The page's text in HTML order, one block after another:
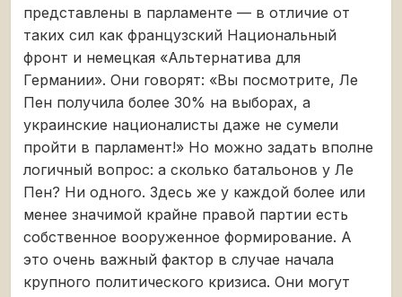
представлены в парламенте — в отличие от
таких сил как французский Национальный
фронт и немецкая «Альтернатива для
Германии». Они говорят: «Вы посмотрите, Ле
Пен получила более 30% на выборах, а
украинские националисты даже не сумели
пройти в парламент!» Но можно задать вполне
логичный вопрос: а сколько батальонов у Ле
Пен? Ни одного. Здесь же у каждой более или
менее значимой крайне правой партии есть
собственное вооруженное формирование. А
это очень важный фактор в случае начала
крупного политического кризиса. Они могут